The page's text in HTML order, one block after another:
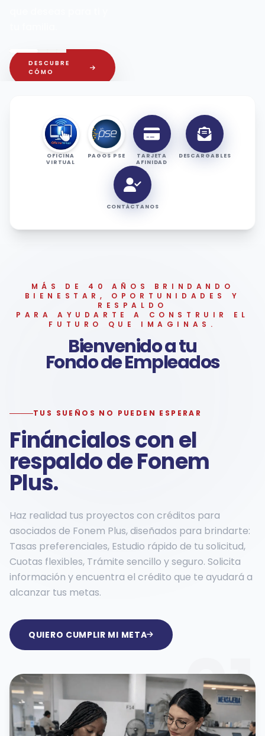
preferenciales,
aprobación ágil y
para tu bienestar
financiero.
HABLA
OFICINA
VIRTUAL
PAGOS PSE
TARJETA
AFINIDAD
DESCARGABLES
CONTÁCTANOS
MÁS DE 40 AÑOS BRINDANDO
BIENESTAR, OPORTUNIDADES Y
RESPALDO
PARA AYUDARTE A CONSTRUIR EL
FUTURO QUE IMAGINAS.
Bienvenido a tu
Fondo de Empleados
TUS SUEÑOS NO PUEDEN ESPERAR
Fináncialos con el
respaldo de Fonem
Plus.
Haz realidad tus proyectos con créditos para
asociados de Fonem Plus, diseñados para brindarte:
Tasas preferenciales, Estudio rápido de tu solicitud,
Cuotas flexibles, Trámite sencillo y seguro. Solicita
información y encuentra el crédito que te ayudará a
alcanzar tus metas.
QUIERO CUMPLIR MI META
01